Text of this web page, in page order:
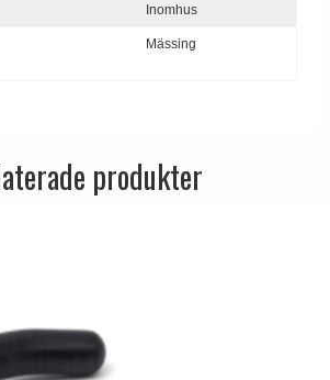
Inomhus
Mässing
produkter